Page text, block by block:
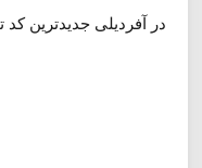
در آفردیلی جدیدترین